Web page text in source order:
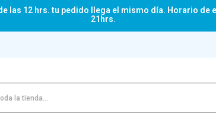
las 12 hrs. tu pedido llega el mismo día. Horario de
21hrs.